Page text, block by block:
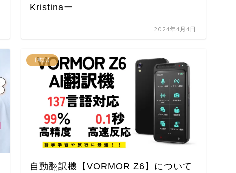
Kristinaー
2024年4月4日
【英語】
自動翻訳機【VORMOR Z6】について